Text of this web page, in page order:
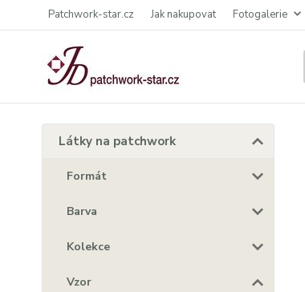
Patchwork-star.cz Jak nakupovat Fotogalerie
Látky na patchwork
Formát
Barva
Kolekce
Vzor